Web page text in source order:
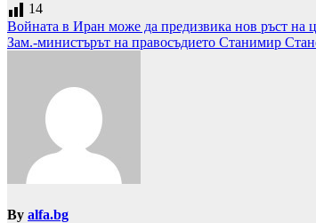
14
Навигация
Войната в Иран може да предизвика нов ръст на
Зам.-министърът на правосъдието Станимир
By alfa.bg